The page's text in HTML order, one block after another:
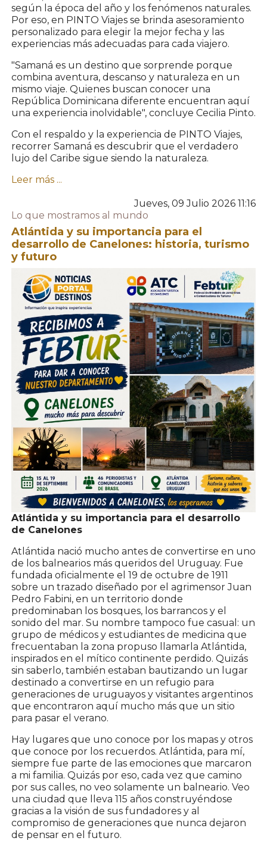
según la época del año y los fenómenos naturales.
Por eso, en PINTO Viajes se brinda asesoramiento
personalizado para elegir la mejor fecha y las
experiencias más adecuadas para cada viajero.
"Samaná es un destino que sorprende porque
combina aventura, descanso y naturaleza en un
mismo viaje. Quienes buscan conocer una
República Dominicana diferente encuentran aquí
una experiencia inolvidable", concluye Cecilia Pinto.
Con el respaldo y la experiencia de PINTO Viajes,
recorrer Samaná es descubrir que el verdadero
lujo del Caribe sigue siendo la naturaleza.
Leer más ...
Jueves, 09 Julio 2026 11:16
Lo que mostramos al mundo
Atlántida y su importancia para el
desarrollo de Canelones: historia, turismo
y futuro
Atlántida y su importancia para el desarrollo
de Canelones
Atlántida nació mucho antes de convertirse en uno
de los balnearios más queridos del Uruguay. Fue
fundada oficialmente el 19 de octubre de 1911
sobre un trazado diseñado por el agrimensor Juan
Pedro Fabini, en un territorio donde
predominaban los bosques, los barrancos y el
sonido del mar. Su nombre tampoco fue casual: un
grupo de médicos y estudiantes de medicina que
frecuentaban la zona propuso llamarla Atlántida,
inspirados en el mítico continente perdido. Quizás
sin saberlo, también estaban bautizando un lugar
destinado a convertirse en un refugio para
generaciones de uruguayos y visitantes argentinos
que encontraron aquí mucho más que un sitio
para pasar el verano.
Hay lugares que uno conoce por los mapas y otros
que conoce por los recuerdos. Atlántida, para mí,
siempre fue parte de las emociones que marcaron
a mi familia. Quizás por eso, cada vez que camino
por sus calles, no veo solamente un balneario. Veo
una ciudad que lleva 115 años construyéndose
gracias a la visión de sus fundadores y al
compromiso de generaciones que nunca dejaron
de pensar en el futuro.